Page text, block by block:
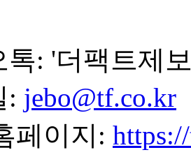
톡: '더팩트제
: jebo@tf.co.kr
페이지: